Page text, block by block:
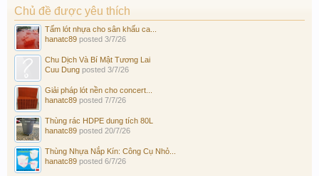
Chủ đề được yêu thích
Tấm lót nhựa cho sân khấu ca...
hanatc89 posted 3/7/26
Chu Dịch Và Bí Mật Tương Lai
Cuu Dung posted 3/7/26
Giải pháp lót nền cho concert...
hanatc89 posted 7/7/26
Thùng rác HDPE dung tích 80L
hanatc89 posted 20/7/26
Thùng Nhựa Nắp Kín: Công Cụ Nhỏ...
hanatc89 posted 6/7/26